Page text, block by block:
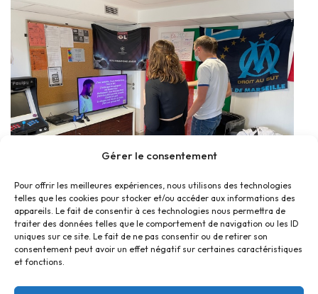
Gérer le consentement
Pour offrir les meilleures expériences, nous utilisons des technologies
telles que les cookies pour stocker et/ou accéder aux informations des
appareils. Le fait de consentir à ces technologies nous permettra de
traiter des données telles que le comportement de navigation ou les ID
uniques sur ce site. Le fait de ne pas consentir ou de retirer son
consentement peut avoir un effet négatif sur certaines caractéristiques
et fonctions.